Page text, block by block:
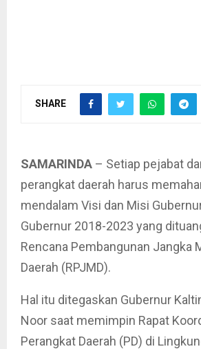
SHARE
SAMARINDA – Setiap pejabat
perangkat daerah harus
mendalam Visi dan Misi
Gubernur 2018-2023 yang
Rencana Pembangunan Jangka
Daerah (RPJMD).
Hal itu ditegaskan Gubernur
Noor saat memimpin Rapat
Perangkat Daerah (PD) di